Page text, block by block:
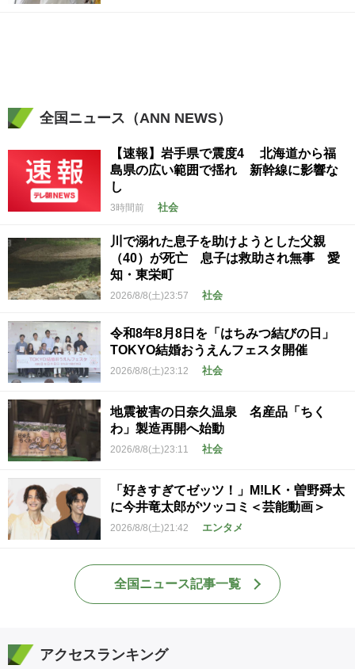
全国ニュース（ANN NEWS）
【速報】岩手県で震度4 北海道から福
島県の広い範囲で揺れ 新幹線に影響な
し
3時間前 社会
川で溺れた息子を助けようとした父親
（40）が死亡 息子は救助され無事 愛
知・東栄町
2026/8/8(土)23:57 社会
令和8年8月8日を「はちみつ結びの日」
TOKYO結婚おうえんフェスタ開催
2026/8/8(土)23:12 社会
地震被害の日奈久温泉 名産品「ちく
わ」製造再開へ始動
2026/8/8(土)23:11 社会
「好きすぎてゼッツ！」M!LK・曽野舜太
に今井竜太郎がツッコミ＜芸能動画＞
2026/8/8(土)21:42 エンタメ
全国ニュース記事一覧
アクセスランキング